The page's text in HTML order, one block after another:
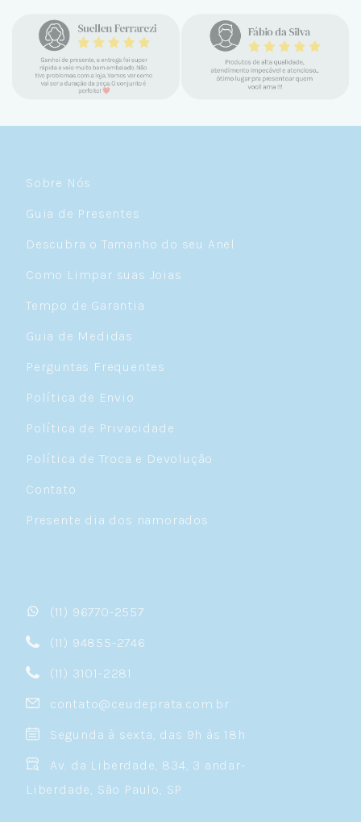
encontrar a Céu. Atendimento
personalizado, verdadeiras jóias prata 925,
mimos e brindes incríveis. Virei cliente fiel
e amo demais as pratas que são lindas, tem
um brilho incrível e preço super justo. Fora
Sobre Nós
Guia de Presentes
Descubra o Tamanho do seu Anel
Como Limpar suas Joias
Tempo de Garantia
Guia de Medidas
Perguntas Frequentes
Política de Envio
Política de Privacidade
Política de Troca e Devolução
Contato
Presente dia dos namorados
(11) 96770-2557
(11) 94855-2746
(11) 3101-2281
contato@ceudeprata.com.br
Segunda à sexta, das 9h às 18h
Av. da Liberdade, 834, 3 andar-
Liberdade, São Paulo, SP